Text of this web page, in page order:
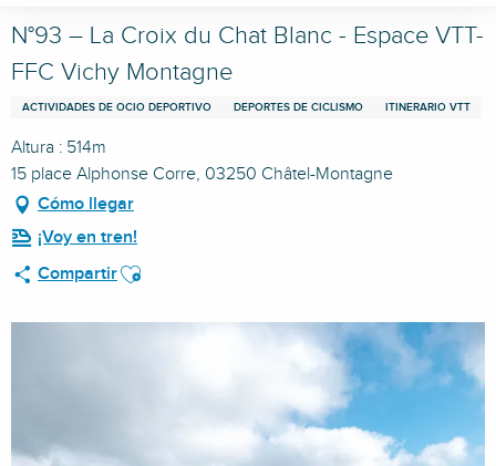
N°93 – La Croix du Chat Blanc - Espace VTT-
FFC Vichy Montagne
ACTIVIDADES DE OCIO DEPORTIVO DEPORTES DE CICLISMO ITINERARIO VTT
Altura : 514m
15 place Alphonse Corre, 03250 Châtel-Montagne
Cómo llegar
¡Voy en tren!
CompartirAjouter aux favoris